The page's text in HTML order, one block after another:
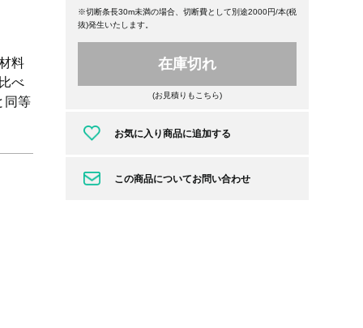
料
べ
同等
※切断条長30m未満の場合、切断費として別途2000円/本(税
抜)発生いたします。
在庫切れ
(お見積りもこちら)
お気に入り商品に追加する
この商品についてお問い合わせ